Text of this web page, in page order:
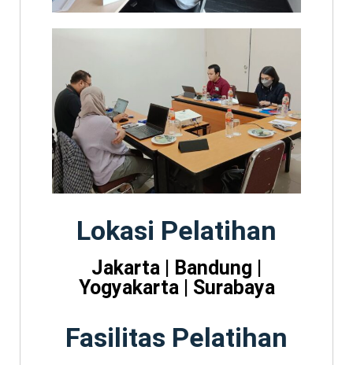
Lokasi Pelatihan
Jakarta | Bandung |
Yogyakarta | Surabaya
Fasilitas Pelatihan